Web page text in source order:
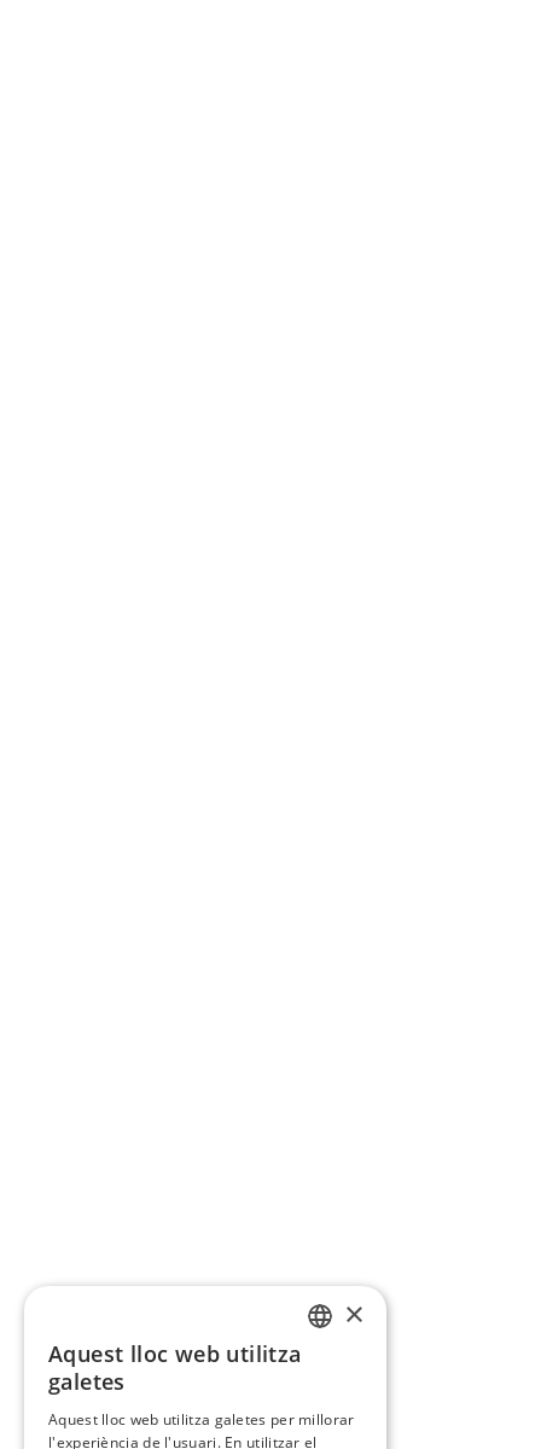
×
Aquest lloc web utilitza
galetes
Aquest lloc web utilitza galetes per millorar
l'experiència de l'usuari. En utilitzar el